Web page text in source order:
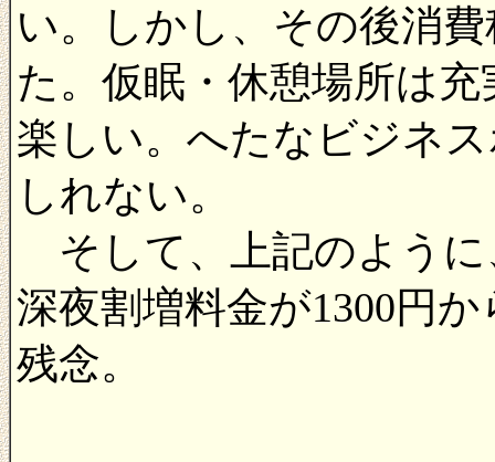
い。しかし、その後消
た。仮眠・休憩場所は
楽しい。へたなビジネ
しれない。
そして、上記のように
深夜割増料金が1300円
残念。